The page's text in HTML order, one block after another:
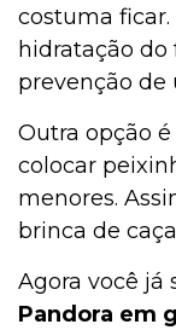
costuma
hidratação do
prevenção de
Outra opção
colocar
menores.
brinca de
Agora você já
Pandora em